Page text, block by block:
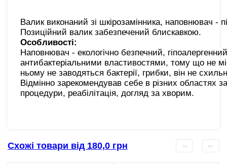
Валик виконаний зі шкірозамінника, наповнювач -
Позиційний валик забезпечений блискавкою.
Особливості:
Наповнювач - екологічно безпечний,
антибактеріальними властивостями, тому що не
ньому не заводяться бактерії, грибки, він не
Відмінно зарекомендував себе в різних областях
процедури, реабілітація, догляд за хворим.
Схожі товари від 180,0 грн